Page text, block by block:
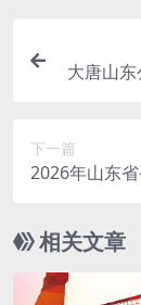
大唐山
下一篇
2026年山东
相关文章